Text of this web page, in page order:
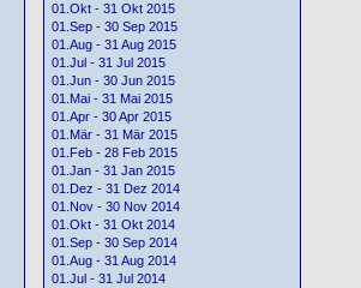
01.Okt - 31 Okt 2015
01.Sep - 30 Sep 2015
01.Aug - 31 Aug 2015
01.Jul - 31 Jul 2015
01.Jun - 30 Jun 2015
01.Mai - 31 Mai 2015
01.Apr - 30 Apr 2015
01.Mär - 31 Mär 2015
01.Feb - 28 Feb 2015
01.Jan - 31 Jan 2015
01.Dez - 31 Dez 2014
01.Nov - 30 Nov 2014
01.Okt - 31 Okt 2014
01.Sep - 30 Sep 2014
01.Aug - 31 Aug 2014
01.Jul - 31 Jul 2014